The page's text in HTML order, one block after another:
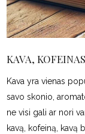
KAVA,
Kava yra vienas
savo skonio,
ne visi gali ar nori
kavą, kofeiną, kavą